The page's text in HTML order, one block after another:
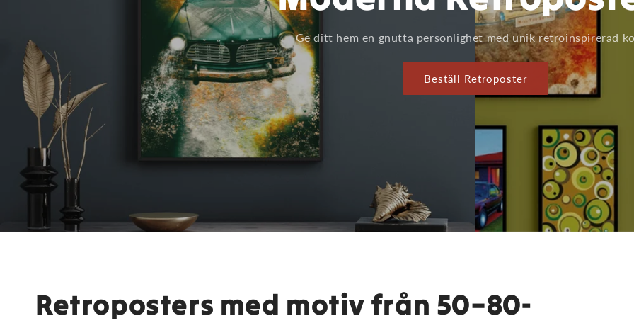
Ge ditt hem en gnutta personlighet med unik retroinspirerad
Beställ Retroposter
Retroposters med motiv från 50–80-